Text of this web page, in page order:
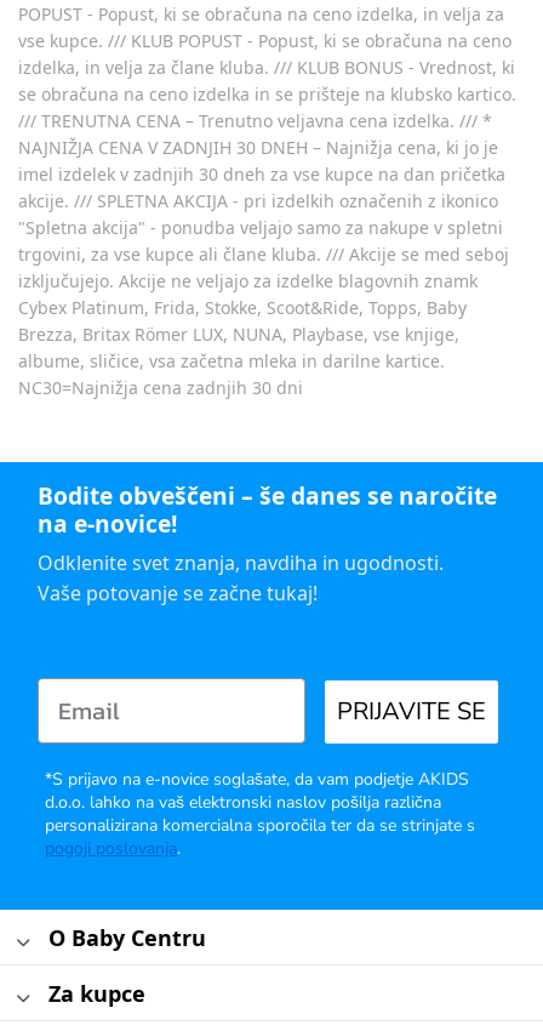
POPUST - Popust, ki se obračuna na ceno izdelka, in velja za
vse kupce. /// KLUB POPUST - Popust, ki se obračuna na ceno
izdelka, in velja za člane kluba. /// KLUB BONUS - Vrednost, ki
se obračuna na ceno izdelka in se prišteje na klubsko kartico.
/// TRENUTNA CENA – Trenutno veljavna cena izdelka. /// *
NAJNIŽJA CENA V ZADNJIH 30 DNEH – Najnižja cena, ki jo je
imel izdelek v zadnjih 30 dneh za vse kupce na dan pričetka
akcije. /// SPLETNA AKCIJA - pri izdelkih označenih z ikonico
"Spletna akcija" - ponudba veljajo samo za nakupe v spletni
trgovini, za vse kupce ali člane kluba. /// Akcije se med seboj
izključujejo. Akcije ne veljajo za izdelke blagovnih znamk
Cybex Platinum, Frida, Stokke, Scoot&Ride, Topps, Baby
Brezza, Britax Römer LUX, NUNA, Playbase, vse knjige,
albume, sličice, vsa začetna mleka in darilne kartice.
NC30=Najnižja cena zadnjih 30 dni
Bodite obveščeni – še danes se naročite
na e-novice!
Odklenite svet znanja, navdiha in ugodnosti.
Vaše potovanje se začne tukaj!
PRIJAVITE SE
*S prijavo na e-novice soglašate, da vam podjetje AKIDS
d.o.o. lahko na vaš elektronski naslov pošilja različna
personalizirana komercialna sporočila ter da se strinjate s
pogoji poslovanja.
O Baby Centru
Za kupce